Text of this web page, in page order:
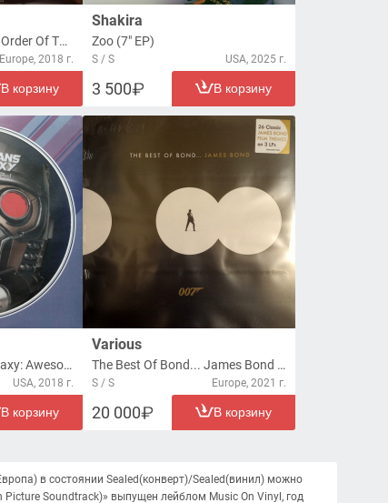
Harry Potter And The Order Of The Phoenix (Original Motion Picture Soundtrack) (2xLP)
Europe, 2018 г.
В корзину
Shakira
Zoo (7" EP)
S / S USA, 2025 г.
3 500 В корзину
Guardians Of The Galaxy: Awesome Mix Vol. 1 (Original Motion Picture Soundtrack) (LP)
USA, 2018 г.
В корзину
Various
The Best Of Bond... James Bond (3xLP)
S / S Europe, 2021 г.
20 000 В корзину
в состоянии Sealed(конверт)/Sealed(винил) можно
Soundtrack)» выпущен лейблом Music On Vinyl, год